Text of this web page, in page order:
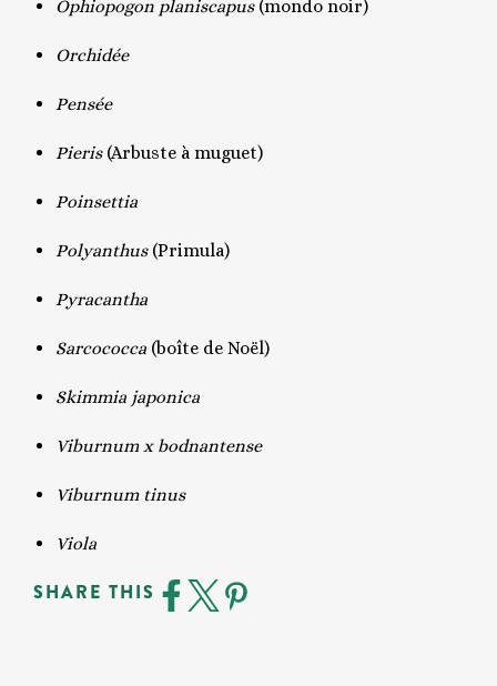
Ophiopogon planiscapus(mondo noir)
Orchidée
Pensée
Pieris (Arbuste à muguet)
Poinsettia
Polyanthus(Primula)
Pyracantha
Sarcococca (boîte de Noël)
Skimmia japonica
Viburnum x bodnantense
Viburnum tinus
Viola
SHARE THIS